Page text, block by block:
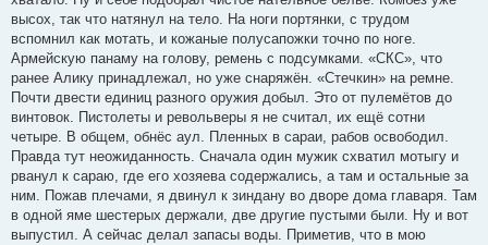
высох, так что натянул на тело. На ноги портянки, с трудом
вспомнил как мотать, и кожаные полусапожки точно по ноге.
Армейскую панаму на голову, ремень с подсумками. «СКС», что
ранее Алику принадлежал, но уже снаряжён. «Стечкин» на ремне.
Почти двести единиц разного оружия добыл. Это от пулемётов до
винтовок. Пистолеты и револьверы я не считал, их ещё сотни
четыре. В общем, обнёс аул. Пленных в сараи, рабов освободил.
Правда тут неожиданность. Сначала один мужик схватил мотыгу и
рванул к сараю, где его хозяева содержались, а там и остальные за
ним. Пожав плечами, я двинул к зиндану во дворе дома главаря. Там
в одной яме шестерых держали, две другие пустыми были. Ну и вот
выпустил. А сейчас делал запасы воды. Приметив, что в мою